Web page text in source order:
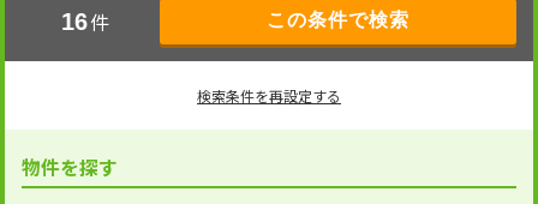
16件
検索条件を再設定する
物件を探す